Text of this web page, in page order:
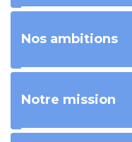
Nos ambitions
Notre mission